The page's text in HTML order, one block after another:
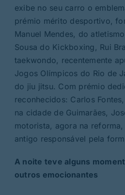
exibe no seu carro o
prémio mérito desportivo,
Manuel Mendes, do
Sousa do Kickboxing, Rui
taekwondo, recentemente
Jogos Olímpicos do Rio de
do jiu jitsu. Com prémio
reconhecidos: Carlos
na cidade de Guimarães,
motorista, agora na
antigo responsável pela
A noite teve alguns
outros emocionantes